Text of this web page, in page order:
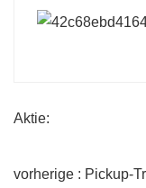
Aktie:
vorherige : Pickup-